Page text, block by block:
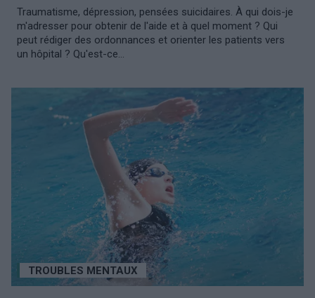
Traumatisme, dépression, pensées suicidaires. À qui dois-je
m'adresser pour obtenir de l'aide et à quel moment ? Qui
peut rédiger des ordonnances et orienter les patients vers
un hôpital ? Qu'est-ce...
TROUBLES MENTAUX